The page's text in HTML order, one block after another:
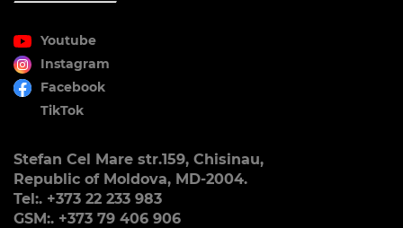
Youtube
Instagram
Facebook
TikTok
Stefan Cel Mare str.159, Chisinau,
Republic of Moldova, MD-2004.
Tel:. +373 22 233 983
GSM:. +373 79 406 906